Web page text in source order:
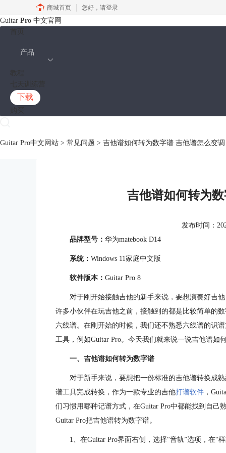
商城首页 您好， 请登录
Guitar Pro 中文官网
产品
下载
Guitar Pro中文网站 > 常见问题 > 吉他谱如何转为数字谱 吉他谱怎么变调
吉他谱如何转为
发布时间：
品牌型号： 华为matebook D14
系统： Windows 11家庭中文版
软件版本： Guitar Pro 8
对于刚开始接触吉他的新手来说，要想演奏好吉
许多小伙伴在玩吉他之前，接触到的都是比较简单的
六线谱。在刚开始的时候，我们还不熟悉六线谱的识
工具，例如Guitar Pro。今天我们就来说一说吉他谱如
一、吉他谱如何转为数字谱
对于新手来说，要想把一份标准的吉他谱转换成
谱工具完成转换，作为一款专业的吉他打谱软件 ，
们习惯用哪种记谱方式，在Guitar Pro中都能找到自
Guitar Pro把吉他谱转为数字谱。
1、在Guitar Pro界面右侧，选择“音轨”选项，在“